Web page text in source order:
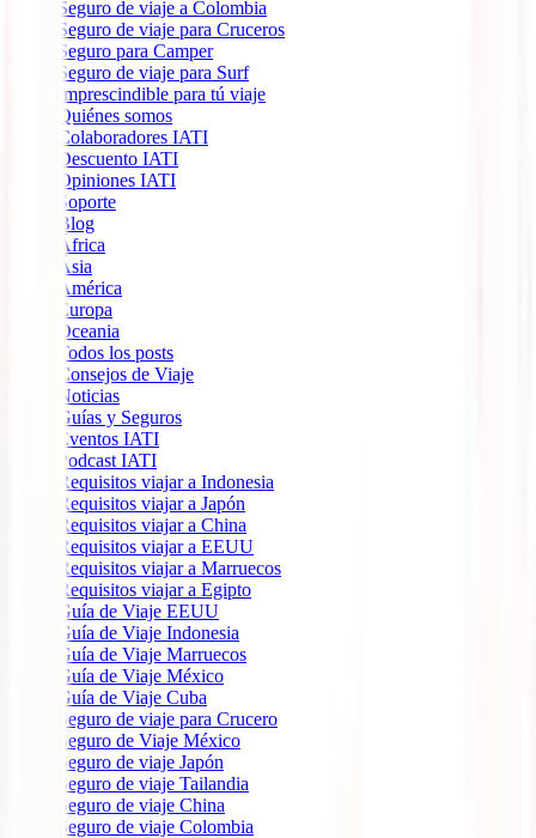
Seguro de viaje a Colombia
Seguro de viaje para Cruceros
Seguro para Camper
Seguro de viaje para Surf
Imprescindible para tú viaje
Quiénes somos
Colaboradores IATI
Descuento IATI
Opiniones IATI
Soporte
Blog
África
Ásia
América
Europa
Oceania
Todos los posts
Consejos de Viaje
Noticias
Guías y Seguros
Eventos IATI
Podcast IATI
Requisitos viajar a Indonesia
Requisitos viajar a Japón
Requisitos viajar a China
Requisitos viajar a EEUU
Requisitos viajar a Marruecos
Requisitos viajar a Egipto
Guía de Viaje EEUU
Guía de Viaje Indonesia
Guía de Viaje Marruecos
Guía de Viaje México
Guía de Viaje Cuba
Seguro de viaje para Crucero
Seguro de Viaje México
Seguro de viaje Japón
Seguro de viaje Tailandia
Seguro de viaje China
Seguro de viaje Colombia